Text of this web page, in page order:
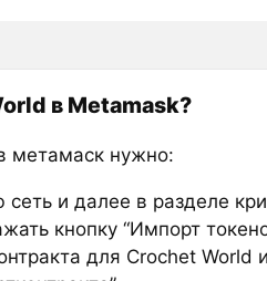
в Metamask?
метамаск нужно:
и далее в разделе
кнопку “Импорт
для Crochet World